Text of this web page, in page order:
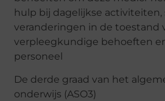
hulp bij dagelijkse activiteiten,
veranderingen in de toestand
verpleegkundige behoeften
personeel
De derde graad van het
onderwijs (ASO3)